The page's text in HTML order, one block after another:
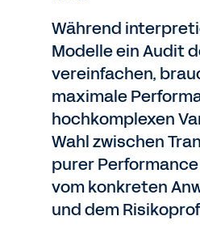
Während
Modelle ein Audit
vereinfachen,
maximale
hochkomplexen
Wahl zwischen
purer
vom konkreten
und dem